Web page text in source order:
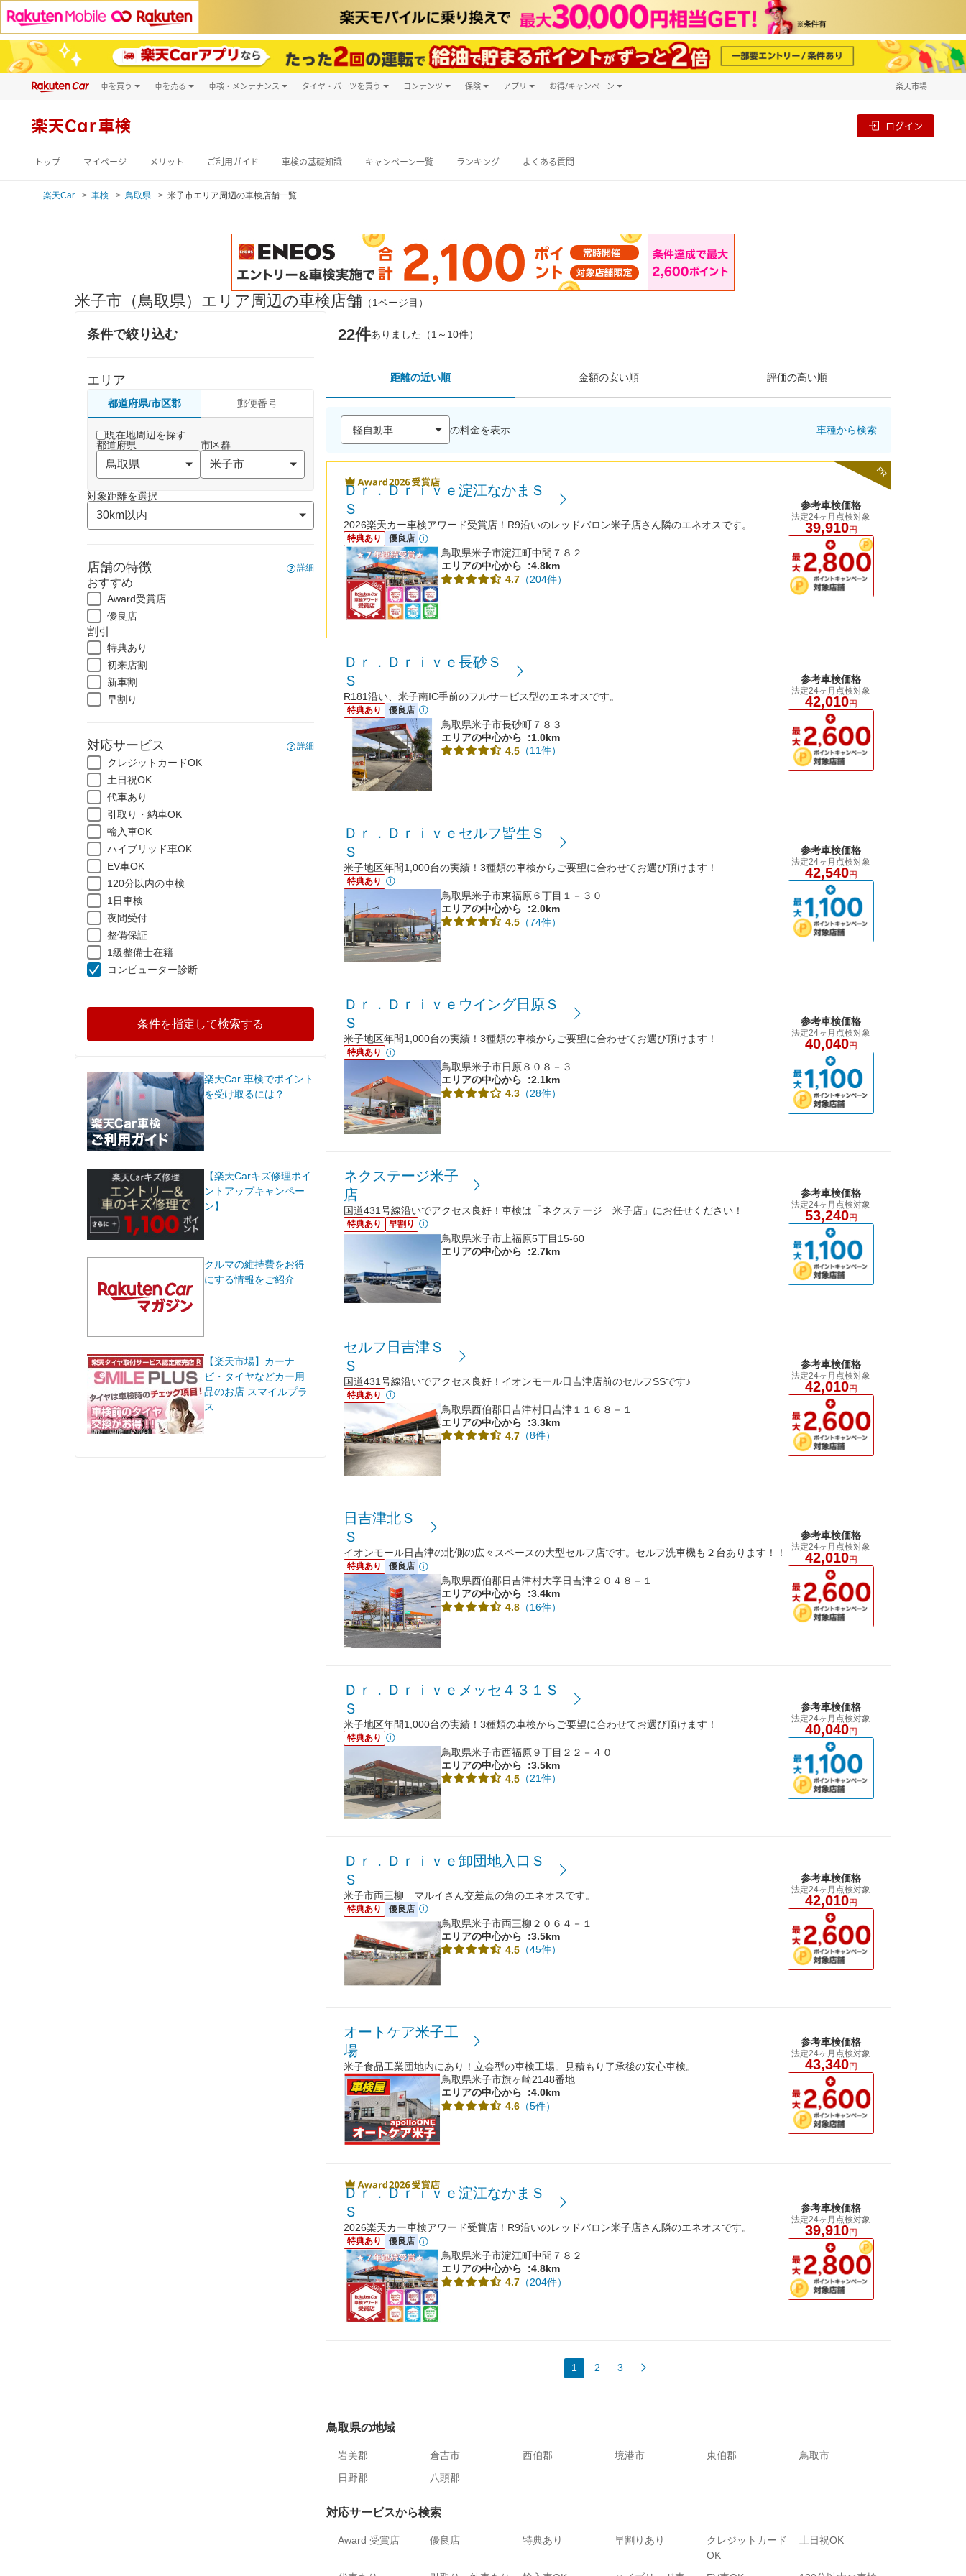
車を買う
新車
車を売る 車検・メンテナンス タイヤ・パーツを買う コンテンツ 保険 アプリ お得/キャンペーン 楽天市場
楽天Car車検 ログイン
トップ マイページ メリット ご利用ガイド 車検の基礎知識 キャンペーン一覧 ランキング よくある質問
楽天Car 車検 鳥取県 米子市エリア周辺の車検店舗一覧
米子市（鳥取県）エリア周辺の車検店舗 （1ページ目）
条件で絞り込む
エリア
都道府県/市区郡 郵便番号
現在地周辺を探す
都道府県
市区群
対象距離を選択
店舗の特徴 詳細
おすすめ
Award受賞店
優良店
割引
特典あり
初来店割
新車割
早割り
対応サービス 詳細
クレジットカードOK
土日祝OK
代車あり
引取り・納車OK
輸入車OK
ハイブリッド車OK
EV車OK
120分以内の車検
1日車検
夜間受付
整備保証
1級整備士在籍
コンピューター診断
条件を指定して検索する
楽天Car 車検でポイント
を受け取るには？
【楽天Carキズ修理ポイ
ントアップキャンペー
ン】
クルマの維持費をお得
にする情報をご紹介
【楽天市場】カーナ
ビ・タイヤなどカー用
品のお店 スマイルプラ
ス
22件ありました（1～10件）
距離の近い順 金額の安い順 評価の高い順
の料金を表示 車種から検索
PR
Ｄｒ．Ｄｒｉｖｅ淀江なかまＳ
Ｓ
2026楽天カー車検アワード受賞店！R9沿いのレッドバロン米子店さん隣のエネオスです。
特典あり 優良店
鳥取県米子市淀江町中間７８２
エリアの中心から
:4.8km
4.7 （204件）
参考車検価格
法定24ヶ月点検対象
39,910円
Ｄｒ．Ｄｒｉｖｅ長砂Ｓ
Ｓ
R181沿い、米子南IC手前のフルサービス型のエネオスです。
特典あり 優良店
鳥取県米子市長砂町７８３
エリアの中心から
:1.0km
4.5 （11件）
参考車検価格
法定24ヶ月点検対象
42,010円
Ｄｒ．Ｄｒｉｖｅセルフ皆生Ｓ
Ｓ
米子地区年間1,000台の実績！3種類の車検からご要望に合わせてお選び頂けます！
特典あり
鳥取県米子市東福原６丁目１－３０
エリアの中心から
:2.0km
4.5 （74件）
参考車検価格
法定24ヶ月点検対象
42,540円
Ｄｒ．Ｄｒｉｖｅウイング日原Ｓ
Ｓ
米子地区年間1,000台の実績！3種類の車検からご要望に合わせてお選び頂けます！
特典あり
鳥取県米子市日原８０８－３
エリアの中心から
:2.1km
4.3 （28件）
参考車検価格
法定24ヶ月点検対象
40,040円
ネクステージ米子
店
国道431号線沿いでアクセス良好！車検は「ネクステージ 米子店」にお任せください！
特典あり 早割り
鳥取県米子市上福原5丁目15-60
エリアの中心から
:2.7km
参考車検価格
法定24ヶ月点検対象
53,240円
セルフ日吉津Ｓ
Ｓ
国道431号線沿いでアクセス良好！イオンモール日吉津店前のセルフSSです♪
特典あり
鳥取県西伯郡日吉津村日吉津１１６８－１
エリアの中心から
:3.3km
4.7 （8件）
参考車検価格
法定24ヶ月点検対象
42,010円
日吉津北Ｓ
Ｓ
イオンモール日吉津の北側の広々スペースの大型セルフ店です。セルフ洗車機も２台あります！！
特典あり 優良店
鳥取県西伯郡日吉津村大字日吉津２０４８－１
エリアの中心から
:3.4km
4.8 （16件）
参考車検価格
法定24ヶ月点検対象
42,010円
Ｄｒ．Ｄｒｉｖｅメッセ４３１Ｓ
Ｓ
米子地区年間1,000台の実績！3種類の車検からご要望に合わせてお選び頂けます！
特典あり
鳥取県米子市西福原９丁目２２－４０
エリアの中心から
:3.5km
4.5 （21件）
参考車検価格
法定24ヶ月点検対象
40,040円
Ｄｒ．Ｄｒｉｖｅ卸団地入口Ｓ
Ｓ
米子市両三柳 マルイさん交差点の角のエネオスです。
特典あり 優良店
鳥取県米子市両三柳２０６４－１
エリアの中心から
:3.5km
4.5 （45件）
参考車検価格
法定24ヶ月点検対象
42,010円
オートケア米子工
場
米子食品工業団地内にあり！立会型の車検工場。見積もり了承後の安心車検。
鳥取県米子市旗ヶ崎2148番地
エリアの中心から
:4.0km
4.6 （5件）
参考車検価格
法定24ヶ月点検対象
43,340円
Ｄｒ．Ｄｒｉｖｅ淀江なかまＳ
Ｓ
2026楽天カー車検アワード受賞店！R9沿いのレッドバロン米子店さん隣のエネオスです。
特典あり 優良店
鳥取県米子市淀江町中間７８２
エリアの中心から
:4.8km
4.7 （204件）
参考車検価格
法定24ヶ月点検対象
39,910円
1 2 3
鳥取県の地域
岩美郡 倉吉市 西伯郡 境港市 東伯郡
鳥取市
日野郡
八頭郡
対応サービスから検索
Award 受賞店 優良店 特典あり 早割りあり
クレジットカード
OK
土日祝OK